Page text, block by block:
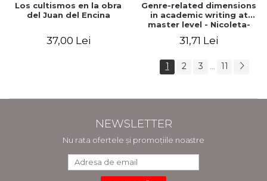
Los cultismos en la obra
del Juan del Encina
37,00 Lei
Genre-related dimensions
in academic writing at
master level - Nicoleta-
31,71 Lei
1 2 3 ... 11
NEWSLETTER
Nu rata ofertele și promoțiile noastre